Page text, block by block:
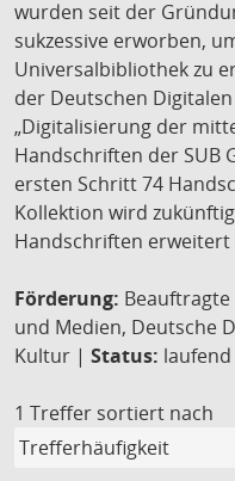
wurden seit der
sukzessive erworben,
Universalbibliothek zu
der Deutschen
„Digitalisierung der
Handschriften der SUB
ersten Schritt 74
Kollektion wird
Handschriften erweitert
Förderung:
und Medien, Deutsche
Kultur | Status: laufend
1 Treffer sortiert nach